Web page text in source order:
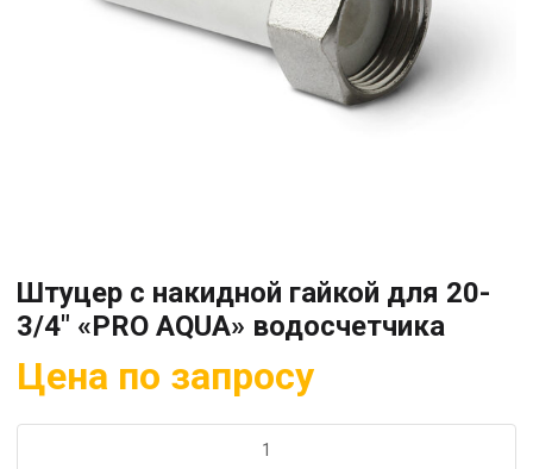
Штуцер с накидной гайкой для 20-
3/4″ «PRO AQUA» водосчетчика
Цена по запросу